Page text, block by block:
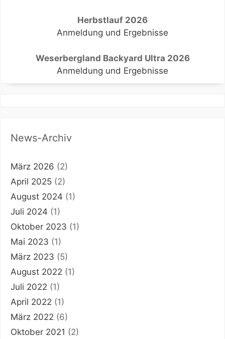
Herbstlauf 2026
Anmeldung und Ergebnisse
Weserbergland Backyard Ultra 2026
Anmeldung und Ergebnisse
News-Archiv
März 2026 (2)
April 2025 (2)
August 2024 (1)
Juli 2024 (1)
Oktober 2023 (1)
Mai 2023 (1)
März 2023 (5)
August 2022 (1)
Juli 2022 (1)
April 2022 (1)
März 2022 (6)
Oktober 2021 (2)